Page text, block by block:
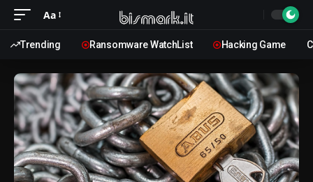
Aa
Trending Ransomware WatchList Hacking Game